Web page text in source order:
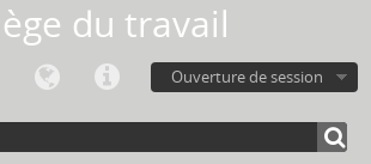
du travail
Ouverture de session